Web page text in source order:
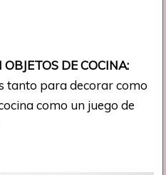
DE COCINA:
tanto para decorar como
como un juego de